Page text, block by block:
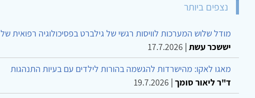
נצפים ביותר
מודל שלוש המערכות לוויסות רגשי של גילברט בפסיכולוגיה רפואית של
יששכר עשת |
17.7.2026
מאגו לאקו: מהישרדות להגשמה בהורות לילדים עם בעיות התנהגות
ד"ר ליאור סומך |
19.7.2026